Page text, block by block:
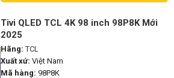
Tivi QLED TCL 4K 98 inch 98P8K Mới
2025
Hãng: TCL
Xuất xứ: Việt Nam
Mã hàng: 98P8K